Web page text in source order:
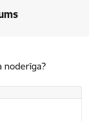
noderīga?